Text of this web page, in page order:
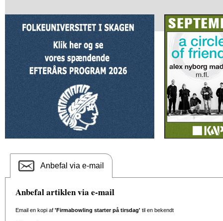
Anbefal via e-mail
Anbefal artiklen via e-mail
Email en kopi af 'Firmabowling starter på tirsdag' til en bekendt